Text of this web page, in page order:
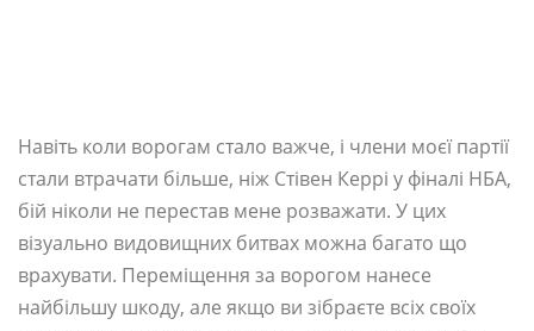
Навіть коли ворогам стало важче, і члени моєї партії
стали втрачати більше, ніж Стівен Керрі у фіналі НБА,
бій ніколи не перестав мене розважати. У цих
візуально видовищних битвах можна багато що
врахувати. Переміщення за ворогом нанесе
найбільшу шкоду, але якщо ви зібраєте всіх своїх